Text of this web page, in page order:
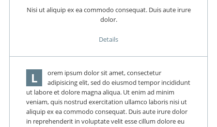
Nisi ut aliquip ex ea commodo consequat. Duis aute irure
dolor.
Details
L
orem ipsum dolor sit amet, consectetur
adipisicing elit, sed do eiusmod tempor incididunt
ut labore et dolore magna aliqua. Ut enim ad minim
veniam, quis nostrud exercitation ullamco laboris nisi ut
aliquip ex ea commodo consequat. Duis aute irure dolor
in reprehenderit in voluptate velit esse cillum dolore eu